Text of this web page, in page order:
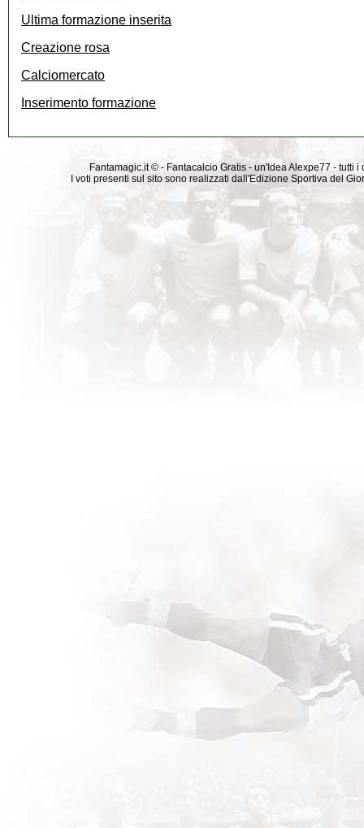
Ultima formazione inserita
Creazione rosa
Calciomercato
Inserimento formazione
Fantamagic.it © - Fantacalcio Gratis - un'Idea Alexpe77 -
I voti presenti sul sito sono realizzati dall'Edizione Sportiva del